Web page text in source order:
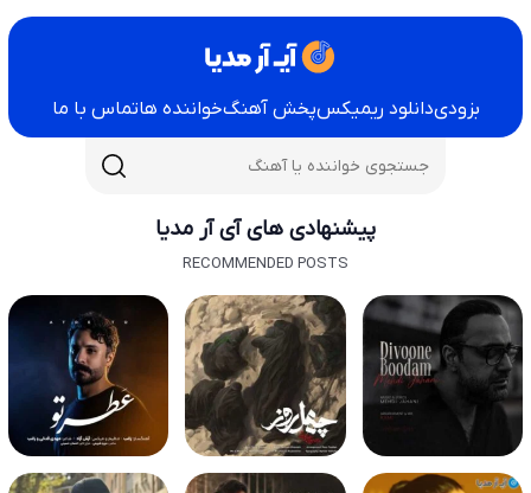
بزودیدانلود ریمیکسپخش آهنگخواننده هاتماس با ما
پیشنهادی های آی آر مدیا
RECOMMENDED POSTS